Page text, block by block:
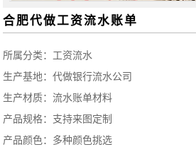
合肥代做工资流水账单
所属分类： 工资流水
生产基地：代做银行流水公司
生产材质：流水账单材料
产品规格：支持来图定制
产品颜色：多种颜色挑选